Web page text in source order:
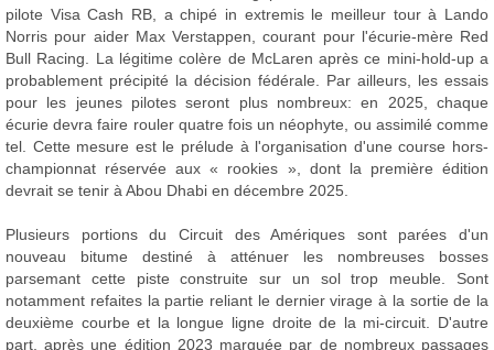
pilote Visa Cash RB, a chipé in extremis le meilleur tour à Lando
Norris pour aider Max Verstappen, courant pour l'écurie-mère Red
Bull Racing. La légitime colère de McLaren après ce mini-hold-up a
probablement précipité la décision fédérale. Par ailleurs, les essais
pour les jeunes pilotes seront plus nombreux: en 2025, chaque
écurie devra faire rouler quatre fois un néophyte, ou assimilé comme
tel. Cette mesure est le prélude à l'organisation d'une course hors-
championnat réservée aux « rookies », dont la première édition
devrait se tenir à Abou Dhabi en décembre 2025.
Plusieurs portions du Circuit des Amériques sont parées d'un
nouveau bitume destiné à atténuer les nombreuses bosses
parsemant cette piste construite sur un sol trop meuble. Sont
notamment refaites la partie reliant le dernier virage à la sortie de la
deuxième courbe et la longue ligne droite de la mi-circuit. D'autre
part, après une édition 2023 marquée par de nombreux passages